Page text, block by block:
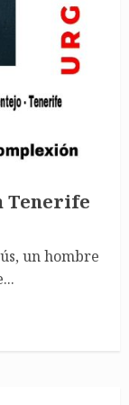
Tenerife
un hombre